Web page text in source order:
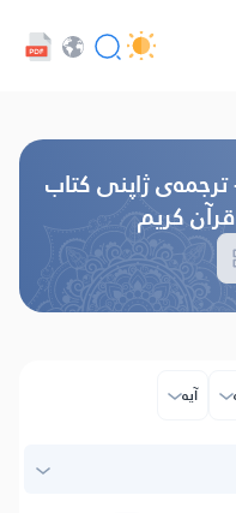
ژاپنی كتاب
کریم
آیه